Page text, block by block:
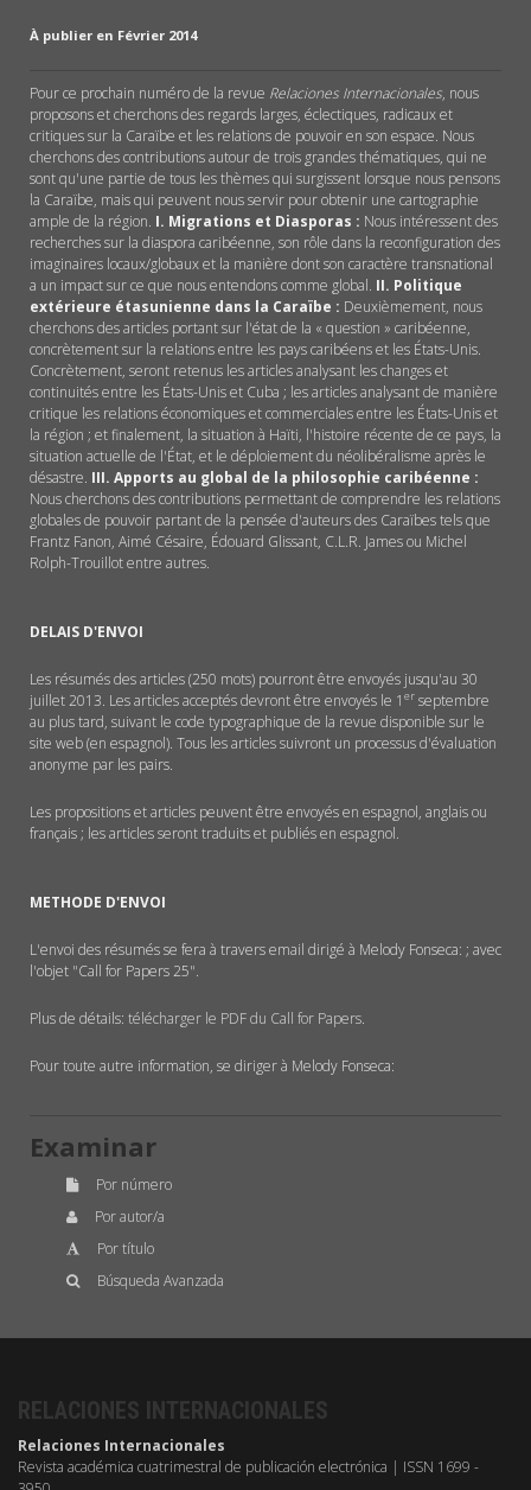
À publier en Février 2014
Pour ce prochain numéro de la revue Relaciones Internacionales, nous
proposons et cherchons des regards larges, éclectiques, radicaux et
critiques sur la Caraïbe et les relations de pouvoir en son espace. Nous
cherchons des contributions autour de trois grandes thématiques, qui ne
sont qu'une partie de tous les thèmes qui surgissent lorsque nous pensons
la Caraïbe, mais qui peuvent nous servir pour obtenir une cartographie
ample de la région. I. Migrations et Diasporas : Nous intéressent des
recherches sur la diaspora caribéenne, son rôle dans la reconfiguration des
imaginaires locaux/globaux et la manière dont son caractère transnational
a un impact sur ce que nous entendons comme global. II. Politique
extérieure étasunienne dans la Caraïbe : Deuxièmement, nous
cherchons des articles portant sur l'état de la « question » caribéenne,
concrètement sur la relations entre les pays caribéens et les États-Unis.
Concrètement, seront retenus les articles analysant les changes et
continuités entre les États-Unis et Cuba ; les articles analysant de manière
critique les relations économiques et commerciales entre les États-Unis et
la région ; et finalement, la situation à Haïti, l'histoire récente de ce pays, la
situation actuelle de l'État, et le déploiement du néolibéralisme après le
désastre. III. Apports au global de la philosophie caribéenne :
Nous cherchons des contributions permettant de comprendre les relations
globales de pouvoir partant de la pensée d'auteurs des Caraïbes tels que
Frantz Fanon, Aimé Césaire, Édouard Glissant, C.L.R. James ou Michel
Rolph-Trouillot entre autres.
DELAIS D'ENVOI
Les résumés des articles (250 mots) pourront être envoyés jusqu'au 30
juillet 2013. Les articles acceptés devront être envoyés le 1 er septembre
au plus tard, suivant le code typographique de la revue disponible sur le
site web (en espagnol). Tous les articles suivront un processus d'évaluation
anonyme par les pairs.
Les propositions et articles peuvent être envoyés en espagnol, anglais ou
français ; les articles seront traduits et publiés en espagnol.
METHODE D'ENVOI
L'envoi des résumés se fera à travers email dirigé à Melody Fonseca: ; avec
l'objet "Call for Papers 25".
Plus de détails: télécharger le PDF du Call for Papers.
Pour toute autre information, se diriger à Melody Fonseca:
Examinar
Por número
Por autor/a
Por título
Búsqueda Avanzada
RELACIONES INTERNACIONALES
Relaciones Internacionales
Revista académica cuatrimestral de publicación electrónica | ISSN 1699 -